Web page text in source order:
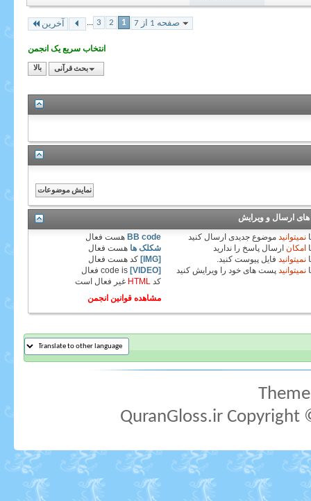
صفحه 1 از 7 1
2
3 آخرین
انتخاب سریع یک انجمن
بحث قرآنی بالا
ارسال و ویرایش
نمیتوانید موضوع جدیدی ارسال کنید
امکان ارسال پاسخ را ندارید
نمیتوانید فایل پیوست کنید.
نمیتوانید پست های خود را ویرایش کنید
BB code هست فعال
شکلک ها هست فعال
[IMG]
کد هست فعال
[VIDEO]
code is
فعال
کد
HTML غیر فعال است
مشاهده قوانین انجمن
QuranGloss.ir Copyright